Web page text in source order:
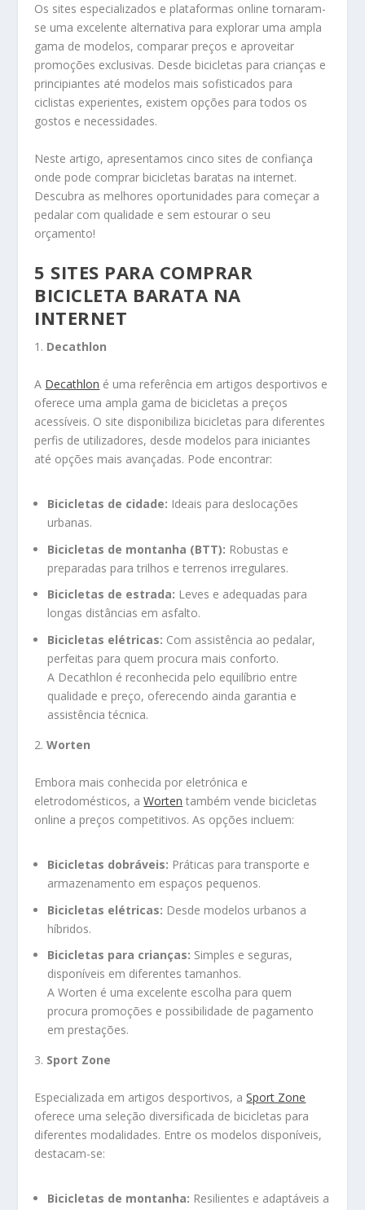
Os sites especializados e plataformas online tornaram-
se uma excelente alternativa para explorar uma ampla
gama de modelos, comparar preços e aproveitar
promoções exclusivas. Desde bicicletas para crianças e
principiantes até modelos mais sofisticados para
ciclistas experientes, existem opções para todos os
gostos e necessidades.
Neste artigo, apresentamos cinco sites de confiança
onde pode comprar bicicletas baratas na internet.
Descubra as melhores oportunidades para começar a
pedalar com qualidade e sem estourar o seu
orçamento!
5 SITES PARA COMPRAR
BICICLETA BARATA NA
INTERNET
1. Decathlon
A Decathlon é uma referência em artigos desportivos e
oferece uma ampla gama de bicicletas a preços
acessíveis. O site disponibiliza bicicletas para diferentes
perfis de utilizadores, desde modelos para iniciantes
até opções mais avançadas. Pode encontrar:
Bicicletas de cidade: Ideais para deslocações
urbanas.
Bicicletas de montanha (BTT): Robustas e
preparadas para trilhos e terrenos irregulares.
Bicicletas de estrada: Leves e adequadas para
longas distâncias em asfalto.
Bicicletas elétricas: Com assistência ao pedalar,
perfeitas para quem procura mais conforto.
A Decathlon é reconhecida pelo equilíbrio entre
qualidade e preço, oferecendo ainda garantia e
assistência técnica.
2.Worten
Embora mais conhecida por eletrónica e
eletrodomésticos, aWorten também vende bicicletas
online a preços competitivos. As opções incluem:
Bicicletas dobráveis: Práticas para transporte e
armazenamento em espaços pequenos.
Bicicletas elétricas: Desde modelos urbanos a
híbridos.
Bicicletas para crianças: Simples e seguras,
disponíveis em diferentes tamanhos.
A Worten é uma excelente escolha para quem
procura promoções e possibilidade de pagamento
em prestações.
3. Sport Zone
Especializada em artigos desportivos, aSport Zone
oferece uma seleção diversificada de bicicletas para
diferentes modalidades. Entre os modelos disponíveis,
destacam-se:
Bicicletas de montanha: Resilientes e adaptáveis a